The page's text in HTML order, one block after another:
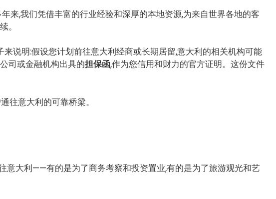
来,我们凭借丰富的行业经验和深厚的本地资源,为来自世界各地的客
。
说明:假设您计划前往意大利经商或长期居留,意大利的相关机构可能
司或金融机构出具的担保函,作为您信用和财力的官方证明。这份文件
意大利的可靠桥梁。
意大利——有的是为了商务考察和投资置业,有的是为了旅游观光和艺